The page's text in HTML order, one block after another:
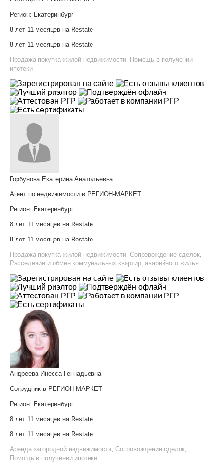
Регион: Екатеринбург
8 лет 11 месяцев на Restate
8 лет 11 месяцев на Restate
Продажа-покупка жилой недвижимости, Помощь в получении
ипотеки
Горбунова Екатерина Анатольевна
Агент по недвижимости в РЕГИОН-МАРКЕТ
Регион: Екатеринбург
8 лет 11 месяцев на Restate
8 лет 11 месяцев на Restate
Продажа-покупка жилой недвижимости, Сопровождение сделок,
Расселение и обмен коммунальных квартир, аварийного жилья
Андреева Инесса Геннадьевна
Сотрудник в РЕГИОН-МАРКЕТ
Регион: Екатеринбург
8 лет 11 месяцев на Restate
8 лет 11 месяцев на Restate
Аренда загородной недвижимости, Сопровождение сделок,
Помощь в получении ипотеки